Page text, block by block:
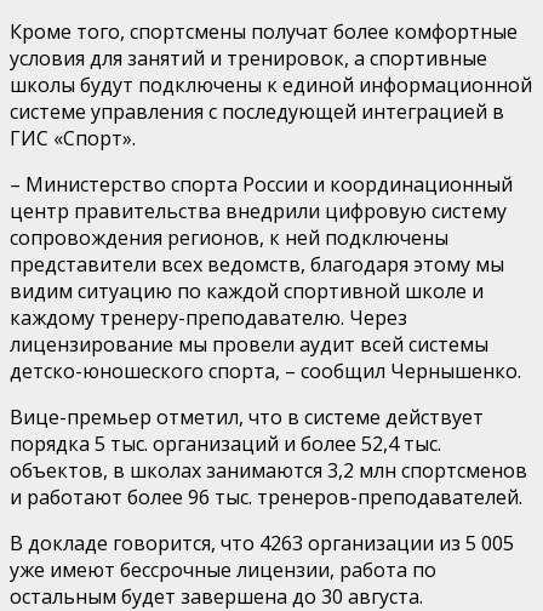
Кроме того, спортсмены получат более комфортные
условия для занятий и тренировок, а спортивные
школы будут подключены к единой информационной
системе управления с последующей интеграцией в
ГИС «Спорт».
– Министерство спорта России и координационный
центр правительства внедрили цифровую систему
сопровождения регионов, к ней подключены
представители всех ведомств, благодаря этому мы
видим ситуацию по каждой спортивной школе и
каждому тренеру-преподавателю. Через
лицензирование мы провели аудит всей системы
детско-юношеского спорта, – сообщил Чернышенко.
Вице-премьер отметил, что в системе действует
порядка 5 тыс. организаций и более 52,4 тыс.
объектов, в школах занимаются 3,2 млн спортсменов
и работают более 96 тыс. тренеров-преподавателей.
В докладе говорится, что 4263 организации из 5 005
уже имеют бессрочные лицензии, работа по
остальным будет завершена до 30 августа.